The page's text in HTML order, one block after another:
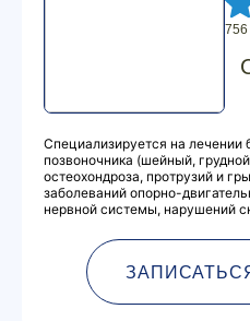
756
Специализируется на лечении
позвоночника (шейный,
остеохондроза, протрузий и
заболеваний опорно-
нервной системы, нарушений